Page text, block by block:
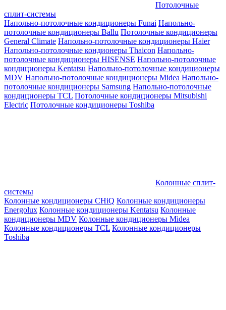
Потолочные
сплит-системы
Напольно-потолочные кондиционеры Funai Напольно-
потолочные кондиционеры Ballu Потолочные кондиционеры
General Climate Напольно-потолочные кондиционеры Haier
Напольно-потолочные кондионеры Thaicon Напольно-
потолочные кондиционеры HISENSE Напольно-потолочные
кондиционеры Kentatsu Напольно-потолочные кондиционеры
MDV Напольно-потолочные кондиционеры Midea Напольно-
потолочные кондиционеры Samsung Напольно-потолочные
кондиционеры TCL Потолочные кондиционеры Mitsubishi
Electric Потолочные кондиционеры Toshiba
Колонные сплит-
системы
Колонные кондиционеры CHiQ Колонные кондиционеры
Energolux Колонные кондиционеры Kentatsu Колонные
кондиционеры MDV Колонные кондиционеры Midea
Колонные кондиционеры TCL Колонные кондиционеры
Toshiba